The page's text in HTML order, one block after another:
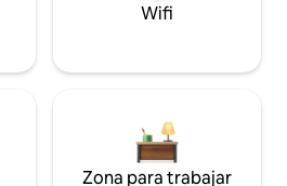
Wifi
Zona para trabajar